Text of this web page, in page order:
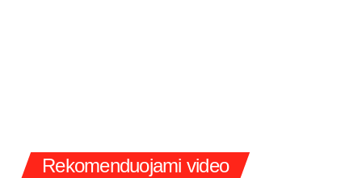
Rekomenduojami video